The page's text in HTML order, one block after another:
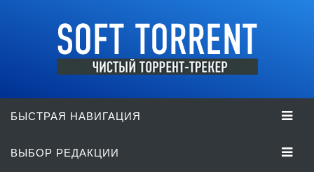
БЫСТРАЯ НАВИГАЦИЯ
ВЫБОР РЕДАКЦИИ